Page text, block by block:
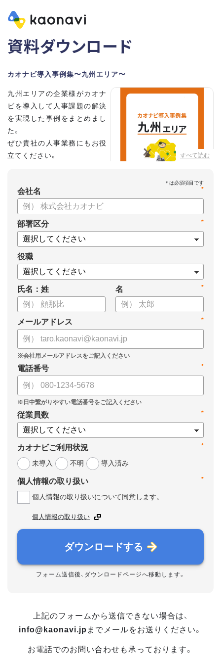
資料ダウンロード
カオナビ導入事例集〜九州エリア〜
すべて読む
九州エリアの企業様がカオナ
ビを導入して人事課題の解決
を実現した事例をまとめまし
た。
ぜひ貴社の人事業務にもお役
立てください。
*
会社名
*
部署区分
役職
氏名：姓 *
名
*
メールアドレス
*
電話番号
*
従業員数
*
カオナビご利用状況
未導入
不明 導入済み
*
個人情報の取り扱い
個人情報の取り扱いについて同意します。
個人情報の取り扱い
ダウンロードする
フォーム送信後、ダウンロードページへ移動します。
上記のフォームから送信できない場合は、
info@kaonavi.jp までメールをお送りください。
お電話でのお問い合わせも承っております。